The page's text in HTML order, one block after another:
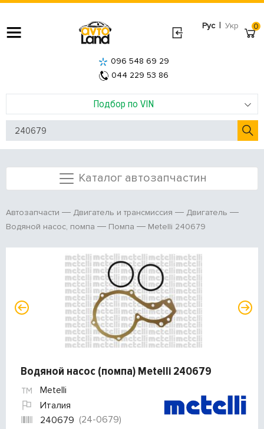
Рус | Укр
Подбор по VIN
096 548 69 29
044 229 53 86
0
Каталог автозапчастин
Автозапчасти Двигатель и трансмиссия
Двигатель
Водяной насос, помпа
Помпа Metelli 240679
Водяной насос (помпа) Metelli 240679
Metelli
Италия
240679 (24-0679)